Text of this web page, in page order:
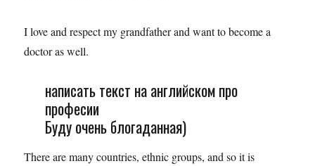
I love and respect my grandfather and want to become a
doctor as well.
написать текст на английском про
професии
Буду очень блогаданная)
There are many countries, ethnic groups, and so it is